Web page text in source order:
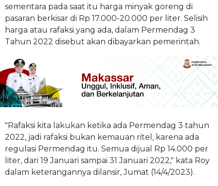
sementara pada saat itu harga minyak goreng di
pasaran berkisar di Rp 17.000-20.000 per liter. Selisih
harga atau rafaksi yang ada, dalam Permendag 3
Tahun 2022 disebut akan dibayarkan pemerintah.
"Rafaksi kita lakukan ketika ada Permendag 3 tahun
2022, jadi rafaksi bukan kemauan ritel, karena ada
regulasi Permendag itu. Semua dijual Rp 14.000 per
liter, dari 19 Januari sampai 31 Januari 2022," kata Roy
dalam keterangannya dilansir, Jumat (14/4/2023).